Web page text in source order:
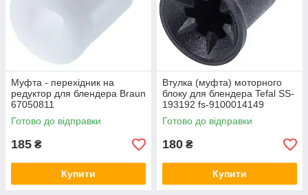
Муфта - перехідник на
редуктор для блендера Braun
67050811
Готово до відправки
185 ₴
Купити
Втулка (муфта) моторного
блоку для блендера Tefal SS-
193192 fs-9100014149
Готово до відправки
180 ₴
Купити